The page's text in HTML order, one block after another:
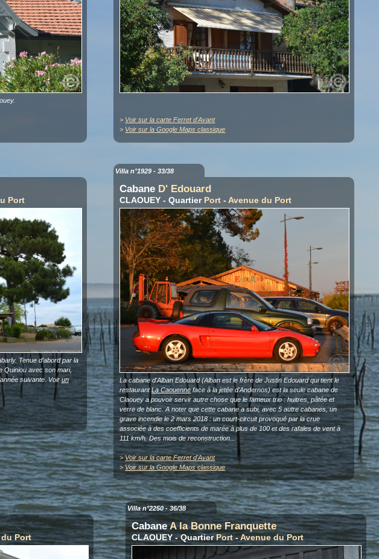
> Voir sur la carte Ferret d'Avant
> Voir sur la Google Maps classique
Port
Tenue d’abord par la
Quiniou avec son mari,
suivante. Voirun
Villa n°1929 - 33/38
Cabane D' Edouard
CLAOUEY - Quartier Port - Avenue du Port
La cabane d'Alban Edouard (Alban est le frère de Justin Edouard qui tient le
restaurantLa Caouenneface à la jetée d'Andernos) est la seule cabane de
Claouey a pouvoir servir autre chose que le fameux trio : huitres, pâtée et
verre de blanc. A noter que cette cabane a subi, avec 5 autre cabanes, un
grave incendie le 2 mars 2018 : un court-circuit provoqué par la crue
associée à des coefficients de marée à plus de 100 et des rafales de vent à
111 km/h. Des mois de reconstruction...
> Voir sur la carte Ferret d'Avant
> Voir sur la Google Maps classique
Port
Villa n°2250 - 36/38
CabaneA la Bonne Franquette
CLAOUEY - QuartierPort-Avenue du Port